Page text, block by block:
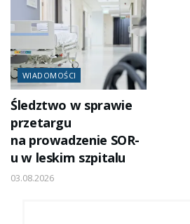
WIADOMOŚCI
Śledztwo w sprawie
przetargu
na prowadzenie SOR-
u w leskim szpitalu
03.08.2026